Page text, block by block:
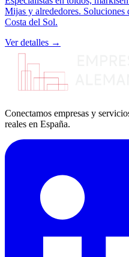
Mijas y alrededores. Soluciones
Costa del Sol.
Ver detalles →
Conectamos empresas y
reales en España.